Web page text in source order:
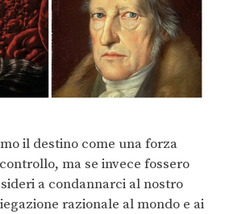
il destino come una forza
ma se invece fossero
a condannarci al nostro
razionale al mondo e ai